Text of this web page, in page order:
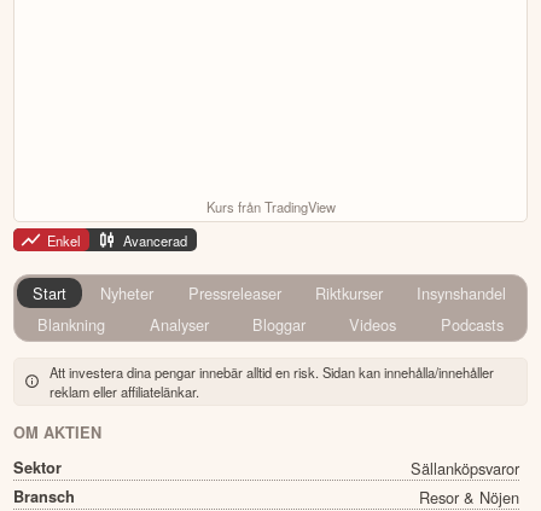
Kurs från TradingView
Enkel
Avancerad
Start Nyheter Pressreleaser Riktkurser
Insynshandel
Blankning
Analyser Bloggar Videos Podcasts
Att investera dina pengar innebär alltid en risk. Sidan kan innehålla/innehåller
reklam eller affiliatelänkar.
OM AKTIEN
Sektor
Sällanköpsvaror
Bransch Resor & Nöjen